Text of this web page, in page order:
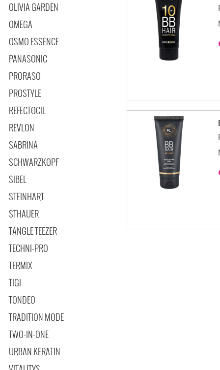
OLIVIA GARDEN
OMEGA
OSMO ESSENCE
PANASONIC
PRORASO
PROSTYLE
REFECTOCIL
REVLON
SABRINA
SCHWARZKOPF
SIBEL
STEINHART
STHAUER
TANGLE TEEZER
TECHNI-PRO
TERMIX
TIGI
TONDEO
TRADITION MODE
TWO-IN-ONE
URBAN KERATIN